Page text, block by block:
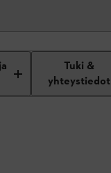
Tuki &
yhteystiedot